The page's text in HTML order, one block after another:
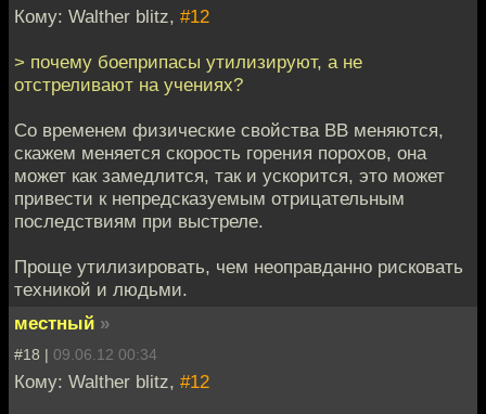
Кому: Walther blitz, #12
> почему боеприпасы утилизируют, а не
отстреливают на учениях?
Со временем физические свойства ВВ меняются,
скажем меняется скорость горения порохов, она
может как замедлится, так и ускорится, это может
привести к непредсказуемым отрицательным
последствиям при выстреле.
Проще утилизировать, чем неоправданно рисковать
техникой и людьми.
местный »
#18 | 09.06.12 00:34
Кому: Walther blitz, #12